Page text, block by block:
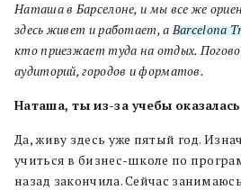
Наташа в Барселоне, и мы все же
здесь живет и работает, а Barcelona
кто приезжает туда на отдых.
аудиторий, городов и форматов.
Наташа, ты из-за учебы оказалась
Да, живу здесь уже пятый год.
учиться в бизнес-школе по
назад закончила. Сейчас